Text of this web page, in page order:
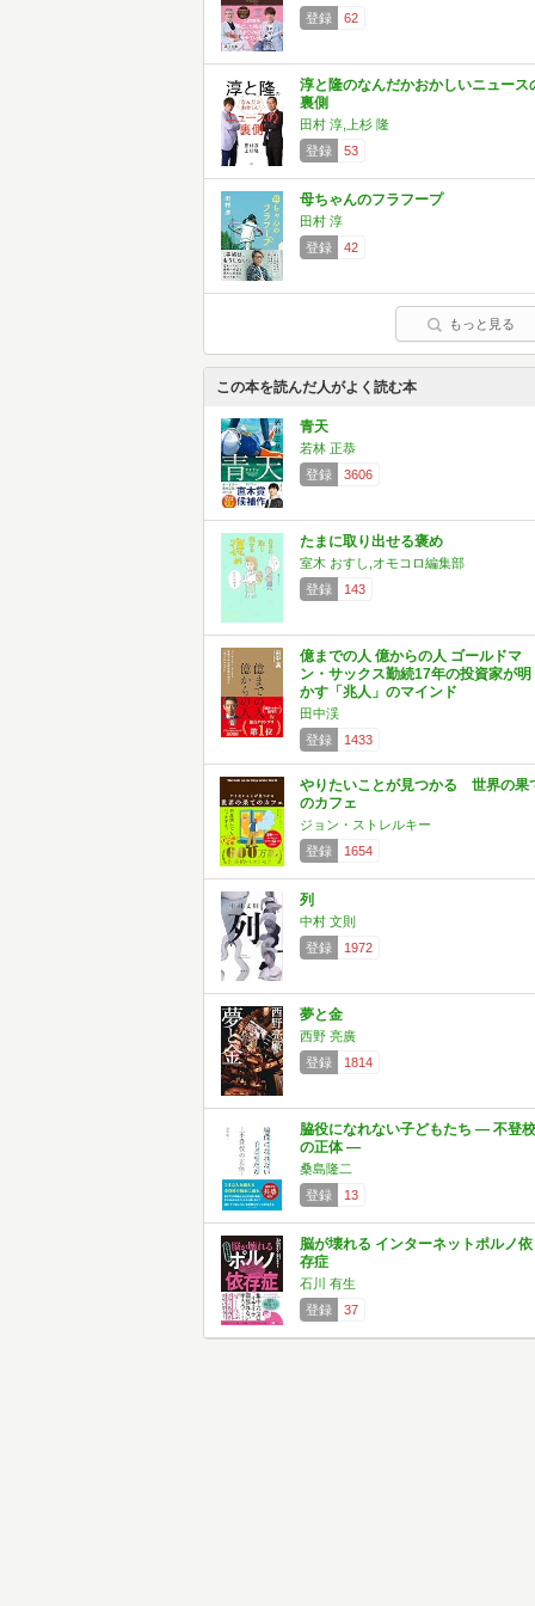
登録 62
淳と隆のなんだかおかしいニュース
裏側
田村 淳,上杉 隆
登録
53
母ちゃんのフラフープ
田村 淳
登録
42
もっと見る
この本を読んだ人がよく読む本
青天
若林 正恭
登録
3606
たまに取り出せる褒め
室木 おすし,オモコロ編集部
登録
143
億までの人 億からの人 ゴールドマ
ン・サックス勤続17年の投資家が明
かす「兆人」のマインド
田中渓
登録
1433
やりたいことが見つかる 世界の果
のカフェ
ジョン・ストレルキー
登録
1654
列
中村 文則
登録
1972
夢と金
西野 亮廣
登録
1814
脇役になれない子どもたち ― 不登校
の正体 ―
桑島隆二
登録
13
脳が壊れる インターネットポルノ依
存症
石川 有生
登録
37